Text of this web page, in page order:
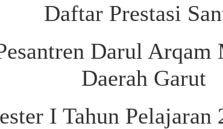
Daftar Prestasi
Darul Arqam
Daerah Garut
I Tahun Pelajaran